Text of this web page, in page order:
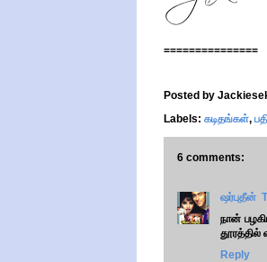
===============
Posted by
Labels: கடிதங்கள்,
6 comments:
ஷர்புதீன்
நான்
தூரத்தில்
Reply